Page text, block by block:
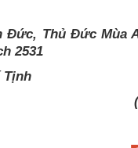
Đức, Thủ Đức Mùa
2531
Tịnh